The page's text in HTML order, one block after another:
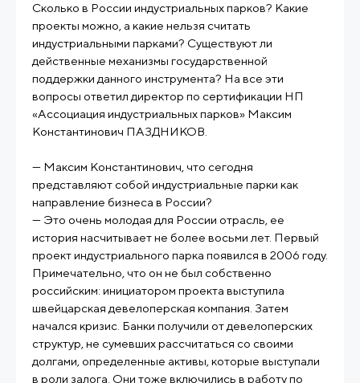
Сколько в России индустриальных парков? Какие
проекты можно, а какие нельзя считать
индустриальными парками? Существуют ли
действенные механизмы государственной
поддержки данного инструмента? На все эти
вопросы ответил директор по сертификации НП
«Ассоциация индустриальных парков» Максим
Константинович ПАЗДНИКОВ.
— Максим Константинович, что сегодня
представляют собой индустриальные парки как
направление бизнеса в России?
— Это очень молодая для России отрасль, ее
история насчитывает не более восьми лет. Первый
проект индустриального парка появился в 2006 году.
Примечательно, что он не был собственно
российским: инициатором проекта выступила
швейцарская девелоперская компания. Затем
начался кризис. Банки получили от девелоперских
структур, не сумевших рассчитаться со своими
долгами, определенные активы, которые выступали
в роли залога. Они тоже включились в работу по